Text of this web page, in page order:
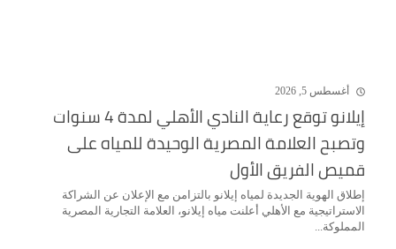
أغسطس 5, 2026
إيلانو توقع رعاية النادي الأهلي لمدة 4 سنوات
وتصبح العلامة المصرية الوحيدة للمياه على
قميص الفريق الأول
إطلاق الهوية الجديدة لمياه إيلانو بالتزامن مع الإعلان عن الشراكة
الاستراتيجية مع الأهلي أعلنت مياه إيلانو، العلامة التجارية المصرية
المملوكة...